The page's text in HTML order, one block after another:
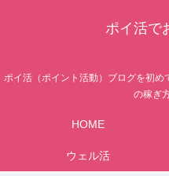
ポイ活で
ポイ活（ポイント活動）ブログを初め
の稼ぎ
HOME
ウェル活